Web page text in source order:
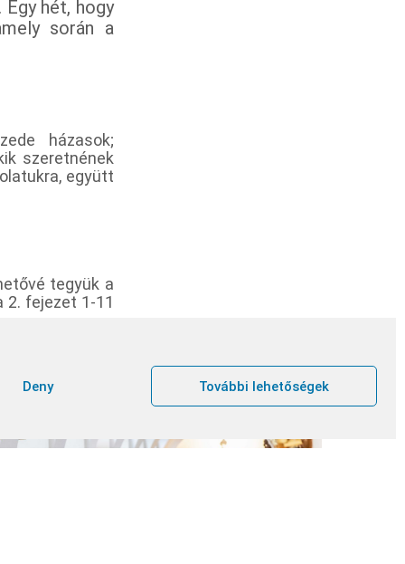
Deny További lehetőségek
hét, hogy
során a
házasok;
szeretnének
együtt
tegyük a
2. fejezet 1-11